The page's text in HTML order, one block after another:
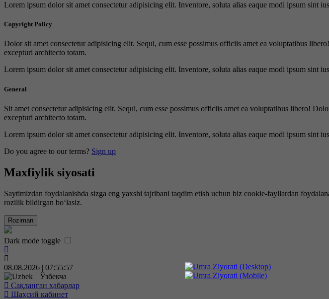
Lorem ipsum dolor sit amet consectetur adipisicing elit. Inventore, soluta alias eaque modi ipsum sint
Copyright Policy
Dolor sit amet consectetur adipisicing elit. Sequi, cum esse possimus officiis amet ea voluptatibus
excepturi architecto totam.
Lorem ipsum dolor sit amet consectetur adipisicing elit. Inventore, soluta alias eaque modi ipsum sint
General
Sit amet consectetur adipisicing elit. Sequi, cum esse possimus officiis amet ea voluptatibus libero!
excepturi architecto totam.
Lorem ipsum dolor sit amet consectetur adipisicing elit. Inventore, soluta alias eaque modi ipsum sint
Do you agree to our terms? Sign up
Maxfiylik siyosati
Saytimizdan foydalanishda sizga eng yaxshi tajribani taqdim etish uchun biz cookie-fayllardan
rozilik bildirgan bo‘lasiz.
Roziman
Dark mode toggle
08.08.2026 | 07:55:58
Ўзбекча
Сақланган ҳабарлар
Шаҳсий кабинет